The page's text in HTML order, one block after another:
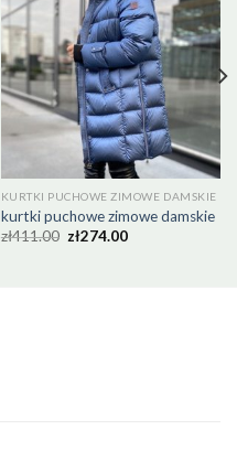
KURTKI PUCHOWE ZIMOWE DAMSKIE
kurtki puchowe zimowe damskie
zł411.00 zł274.00